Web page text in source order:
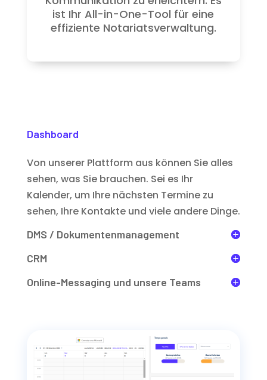
ist Ihr All-in-One-Tool für eine
effiziente Notariatsverwaltung.
Dashboard
Von unserer Plattform aus können Sie alles
sehen, was Sie brauchen. Sei es Ihr
Kalender, um Ihre nächsten Termine zu
sehen, Ihre Kontakte und viele andere Dinge.
DMS / Dokumentenmanagement
CRM
Online-Messaging und unsere Teams